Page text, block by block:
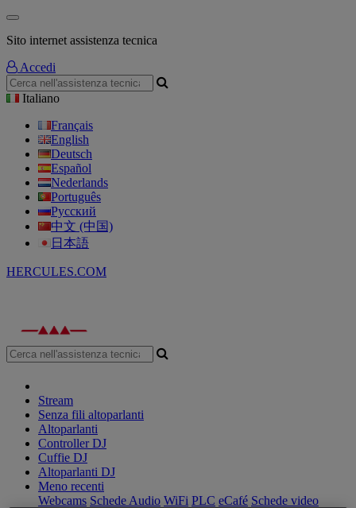
Sito internet assistenza tecnica
Accedi
Italiano
Français
English
Deutsch
Español
Nederlands
Português
Русский
中文 (中国)
日本語
HERCULES.COM
Stream
Senza fili altoparlanti
Altoparlanti
Controller DJ
Cuffie DJ
Altoparlanti DJ
Meno recenti
Webcams Schede Audio WiFi PLC eCafé Schede video